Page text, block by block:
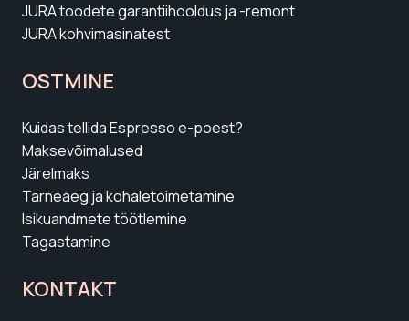
JURA toodete garantiihooldus ja -remont
JURA kohvimasinatest
OSTMINE
Kuidas tellida Espresso e-poest?
Maksevõimalused
Järelmaks
Tarneaeg ja kohaletoimetamine
Isikuandmete töötlemine
Tagastamine
KONTAKT